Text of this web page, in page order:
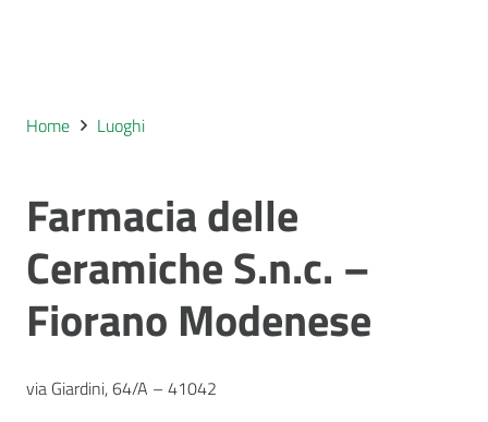
Home Luoghi
Farmacia delle
Ceramiche S.n.c. –
Fiorano Modenese
via Giardini, 64/A – 41042